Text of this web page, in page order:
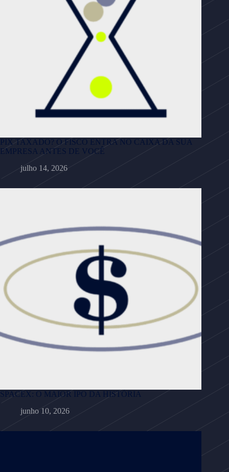
PIX TAXADO? O FISCO ENTRA NO CAIXA DA SUA
EMPRESA ANTES DE VOCÊ
julho 14, 2026
SPACEX: O MAIOR IPO DA HISTÓRIA
junho 10, 2026